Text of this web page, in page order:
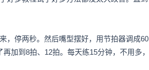
，停两秒。然后嘴型摆好，用节拍器调成60
加到8拍、12拍。每天练15分钟，不用多，